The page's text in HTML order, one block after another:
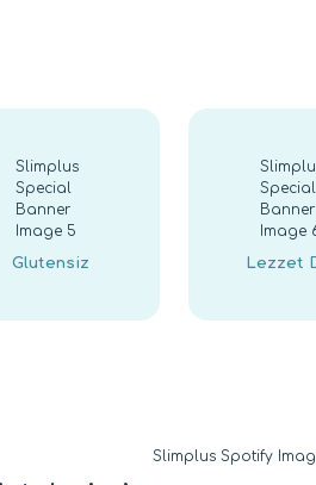
Glutensiz Lezzet